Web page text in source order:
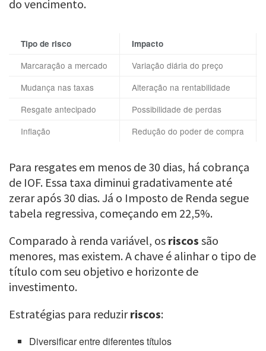
do vencimento.
Tipo de risco Impacto
Marcaração a mercado
Variação diária do preço
Mudança nas taxas
Alteração na rentabilidade
Resgate antecipado
Possibilidade de perdas
Inflação
Redução do poder de compra
Para resgates em menos de 30 dias, há cobrança
de IOF. Essa taxa diminui gradativamente até
zerar após 30 dias. Já o Imposto de Renda segue
tabela regressiva, começando em 22,5%.
Comparado à renda variável, os riscos são
menores, mas existem. A chave é alinhar o tipo de
título com seu objetivo e horizonte de
investimento.
Estratégias para reduzirriscos:
Diversificar entre diferentes títulos